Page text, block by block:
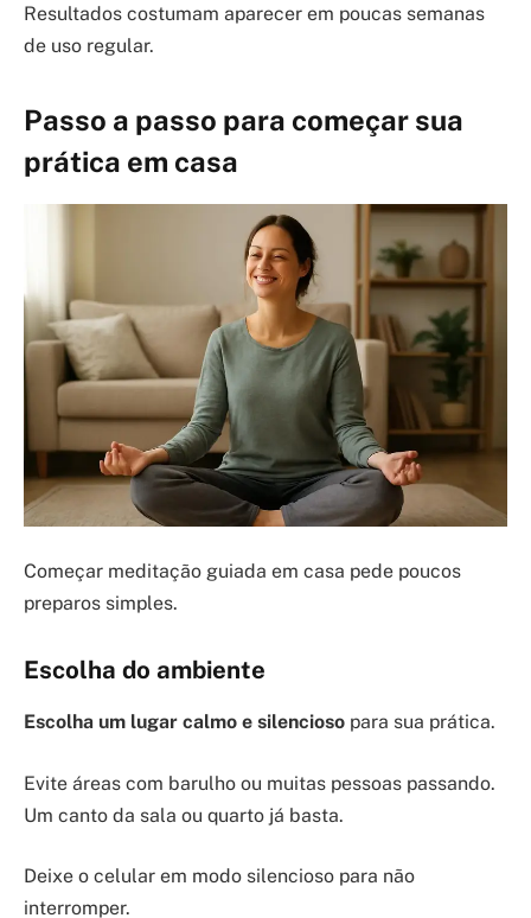
Resultados costumam aparecer em poucas semanas
de uso regular.
Passo a passo para começar sua
prática em casa
Começar meditação guiada em casa pede poucos
preparos simples.
Escolha do ambiente
Escolha um lugar calmo e silencioso para sua prática.
Evite áreas com barulho ou muitas pessoas passando.
Um canto da sala ou quarto já basta.
Deixe o celular em modo silencioso para não
interromper.